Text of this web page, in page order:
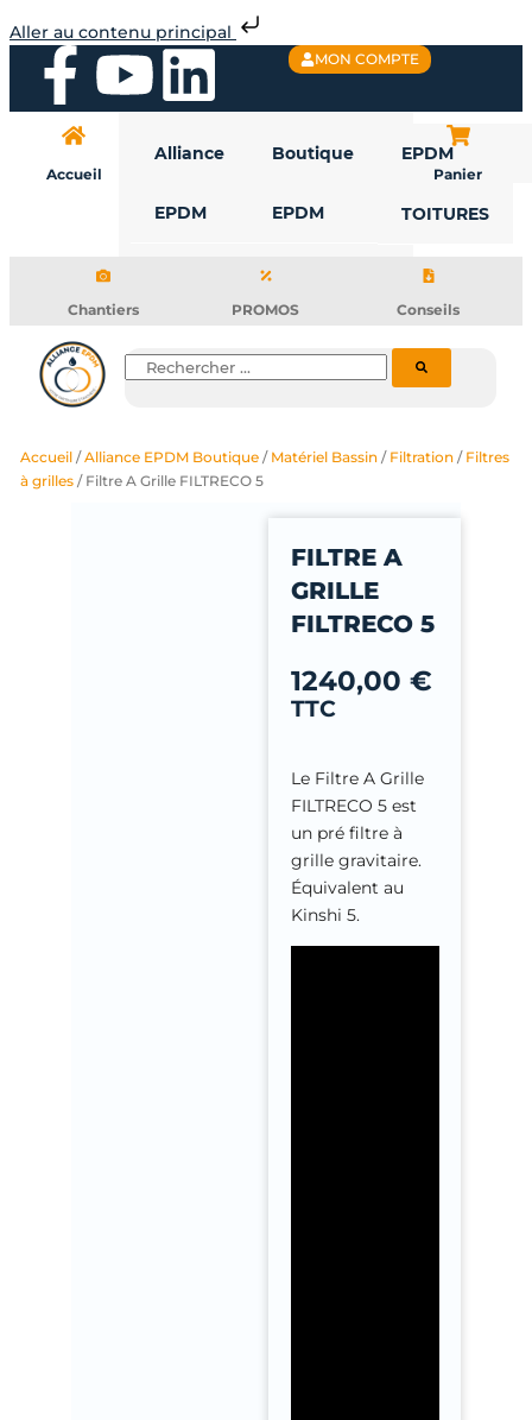
Aller au contenu principal
au
contenuF
a
c
b
o
o
k
Y
o
u
u
b
L
i
n
d
n
MON COMPTE
Accueil
Alliance
EPDM
Boutique
EPDM
EPDM
TOITURES
Panier
Chantiers PROMOS Conseils
Rechercher
Accueil/Alliance EPDM Boutique/ Matériel Bassin/ Filtration/ Filtres
à grilles/ Filtre A Grille FILTRECO 5
FILTRE A
GRILLE
FILTRECO 5
1240,00 €
TTC
Le Filtre A Grille
FILTRECO 5 est
un pré filtre à
grille gravitaire.
Équivalent au
Kinshi 5.